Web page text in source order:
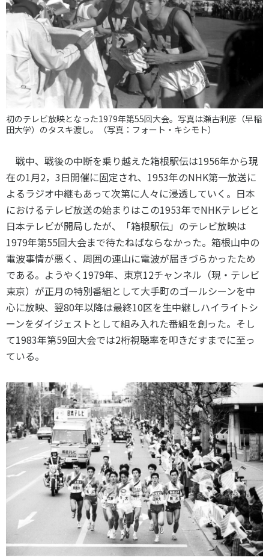
初のテレビ放映となった1979年第55回大会。写真は瀬古利彦（早稲
田大学）のタスキ渡し。（写真：フォート・キシモト）
戦中、戦後の中断を乗り越えた箱根駅伝は1956年から現
在の1月2，3日開催に固定され、 1953年のNHK第一放送に
よるラジオ中継もあって次第に人々に浸透していく。日本
におけるテレビ放送の始まりはこの1953年でNHKテレビと
日本テレビが開局したが、「箱根駅伝」のテレビ放映は
1979年第55回大会まで待たねばならなかった。箱根山中の
電波事情が悪く、周囲の連山に電波が届きづらかったため
である。ようやく 1979年、東京12チャンネル（現・テレビ
東京）が正月の特別番組として大手町のゴールシーンを中
心に放映、翌80年以降は最終10区を生中継しハイライトシ
ーンをダイジェストとして組み入れた番組を創った。そし
て1983年第59回大会では2桁視聴率を叩きだすまでに至っ
ている。